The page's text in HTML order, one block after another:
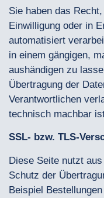
Sie haben das
Einwilligung oder in
automatisiert
in einem gängigen,
aushändigen zu
Übertragung der
Verantwortlichen
technisch machbar
SSL- bzw. TLS-
Diese Seite nutzt
Schutz der
Beispiel